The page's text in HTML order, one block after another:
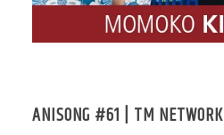
ANISONG #61 | TM NETWORK